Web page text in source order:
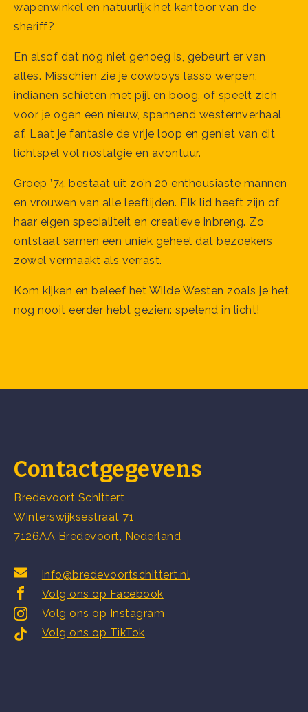
wapenwinkel en natuurlijk het kantoor van de
sheriff?
En alsof dat nog niet genoeg is, gebeurt er van
alles. Misschien zie je cowboys lasso werpen,
indianen schieten met pijl en boog, of speelt zich
voor je ogen een nieuw, spannend westernverhaal
af. Laat je fantasie de vrije loop en geniet van dit
lichtspel vol nostalgie en avontuur.
Groep ’74 bestaat uit zo’n 20 enthousiaste mannen
en vrouwen van alle leeftijden. Elk lid heeft zijn of
haar eigen specialiteit en creatieve inbreng. Zo
ontstaat samen een uniek geheel dat bezoekers
zowel vermaakt als verrast.
Kom kijken en beleef het Wilde Westen zoals je het
nog nooit eerder hebt gezien: spelend in licht!
Contactgegevens
Bredevoort Schittert
Winterswijksestraat 71
7126AA Bredevoort, Nederland
info@bredevoortschittert.nl
Volg ons op Facebook
Volg ons op Instagram
Volg ons op TikTok